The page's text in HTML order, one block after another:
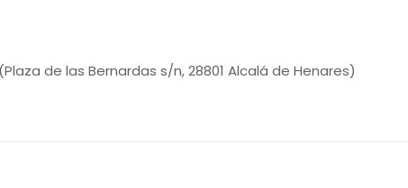
de las Bernardas s/n, 28801 Alcalá de Henares)